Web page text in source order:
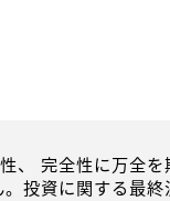
、 完全性に万全を
投資に関する最終